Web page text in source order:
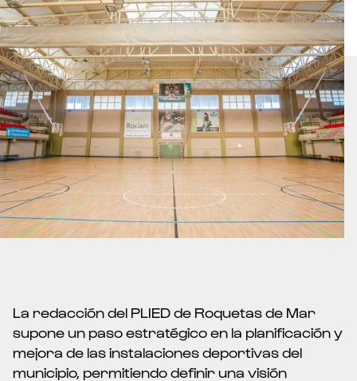
La redacción del PLIED de Roquetas de Mar
supone un paso estratégico en la planificación y
mejora de las instalaciones deportivas del
municipio, permitiendo definir una visión